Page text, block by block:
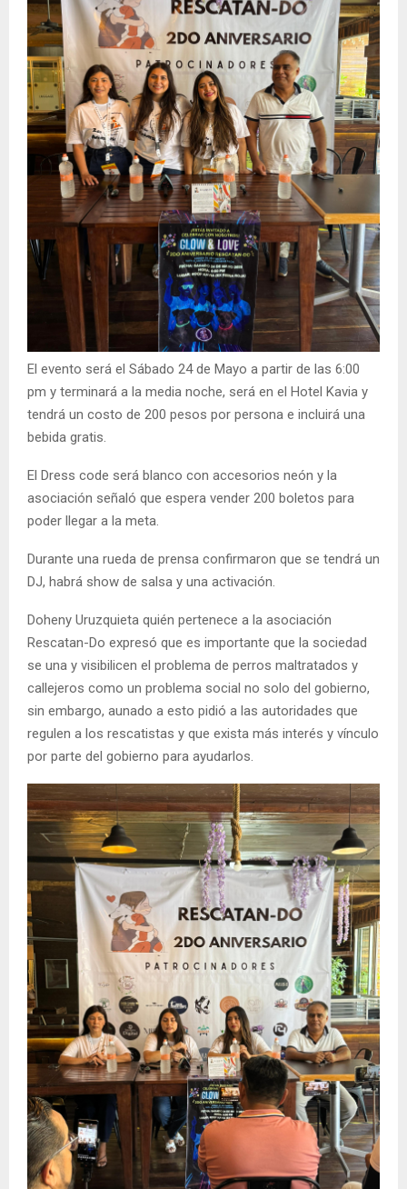
El evento será el Sábado 24 de Mayo a partir de las 6:00
pm y terminará a la media noche, será en el Hotel Kavia y
tendrá un costo de 200 pesos por persona e incluirá una
bebida gratis.
El Dress code será blanco con accesorios neón y la
asociación señaló que espera vender 200 boletos para
poder llegar a la meta.
Durante una rueda de prensa confirmaron que se tendrá un
DJ, habrá show de salsa y una activación.
Doheny Uruzquieta quién pertenece a la asociación
Rescatan-Do expresó que es importante que la sociedad
se una y visibilicen el problema de perros maltratados y
callejeros como un problema social no solo del gobierno,
sin embargo, aunado a esto pidió a las autoridades que
regulen a los rescatistas y que exista más interés y vínculo
por parte del gobierno para ayudarlos.